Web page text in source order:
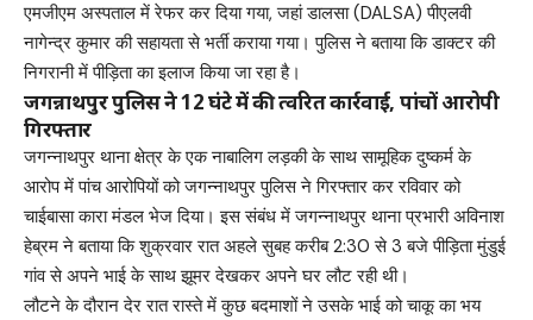
एमजीएम अस्पताल में रेफर कर दिया गया, जहां डालसा (DALSA) पीएलवी
नागेन्द्र कुमार की सहायता से भर्ती कराया गया। पुलिस ने बताया कि डाक्टर की
निगरानी में पीड़िता का इलाज किया जा रहा है।
जगन्नाथपुर पुलिस ने 12 घंटे में की त्वरित कार्रवाई, पांचों आरोपी
गिरफ्तार
जगन्नाथपुर थाना क्षेत्र के एक नाबालिग लड़की के साथ सामूहिक दुष्कर्म के
आरोप में पांच आरोपियों को जगन्नाथपुर पुलिस ने गिरफ्तार कर रविवार को
चाईबासा कारा मंडल भेज दिया। इस संबंध में जगन्नाथपुर थाना प्रभारी अविनाश
हेब्रम ने बताया कि शुक्रवार रात अहले सुबह करीब 2:30 से 3 बजे पीड़िता मुंडुई
गांव से अपने भाई के साथ झूमर देखकर अपने घर लौट रही थी।
लौटने के दौरान देर रात रास्ते में कुछ बदमाशों ने उसके भाई को चाकू का भय